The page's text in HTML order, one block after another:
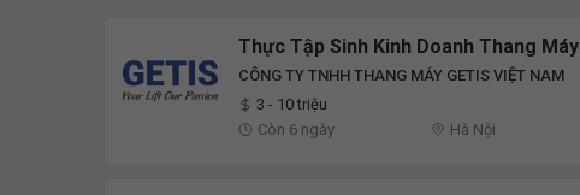
Thực Tập Sinh Kinh Doanh Thang Máy
CÔNG TY TNHH THANG MÁY GETIS VIỆT NAM
3 - 10 triệu
Còn 6 ngày
Hà Nội